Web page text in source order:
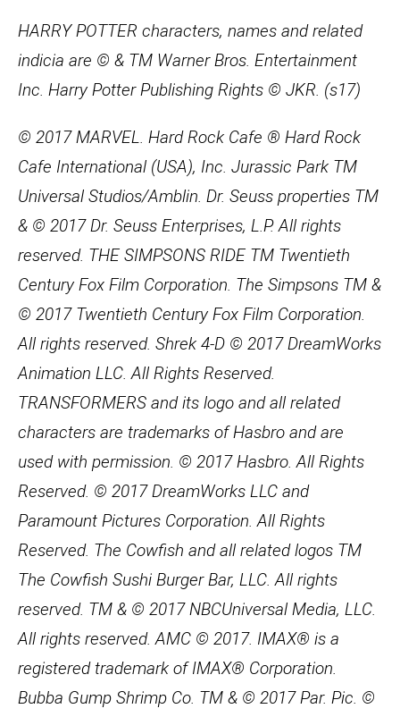
HARRY POTTER characters, names and related
indicia are © & TM Warner Bros. Entertainment
Inc. Harry Potter Publishing Rights © JKR. (s17)
© 2017 MARVEL. Hard Rock Cafe ® Hard Rock
Cafe International (USA), Inc. Jurassic Park TM
Universal Studios/Amblin. Dr. Seuss properties TM
& © 2017 Dr. Seuss Enterprises, L.P. All rights
reserved. THE SIMPSONS RIDE TM Twentieth
Century Fox Film Corporation. The Simpsons TM &
© 2017 Twentieth Century Fox Film Corporation.
All rights reserved. Shrek 4-D © 2017 DreamWorks
Animation LLC. All Rights Reserved.
TRANSFORMERS and its logo and all related
characters are trademarks of Hasbro and are
used with permission. © 2017 Hasbro. All Rights
Reserved. © 2017 DreamWorks LLC and
Paramount Pictures Corporation. All Rights
Reserved. The Cowfish and all related logos TM
The Cowfish Sushi Burger Bar, LLC. All rights
reserved. TM & © 2017 NBCUniversal Media, LLC.
All rights reserved. AMC © 2017. IMAX® is a
registered trademark of IMAX® Corporation.
Bubba Gump Shrimp Co. TM & © 2017 Par. Pic. ©